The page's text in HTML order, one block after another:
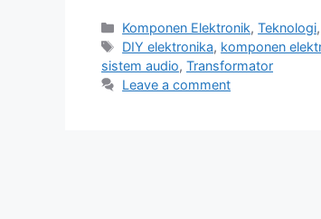
Categories
Komponen Elektronik,Teknologi
Tags
DIY elektronika, komponen
sistem audio, Transformator
Leave a comment